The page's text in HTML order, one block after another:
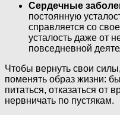
Сердечные
постоянную
справляется со
усталость даже от
повседневной
Чтобы вернуть свои
поменять образ жизни:
питаться, отказаться от
нервничать по пустякам.